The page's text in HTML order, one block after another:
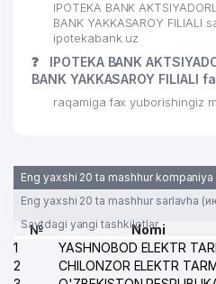
IPOTEKA BANK
BANK YAKKASAROY FILIALI
ipotekabank.uz
❓
IPOTEKA BANK
BANK YAKKASAROY FILIALI
raqamiga fax yuborishingiz
Eng yaxshi 20 ta mashhur
Eng yaxshi 20 ta mashhur sarlavha
Saytdagi yangi tashkilotlar
№
Nomi
1
2